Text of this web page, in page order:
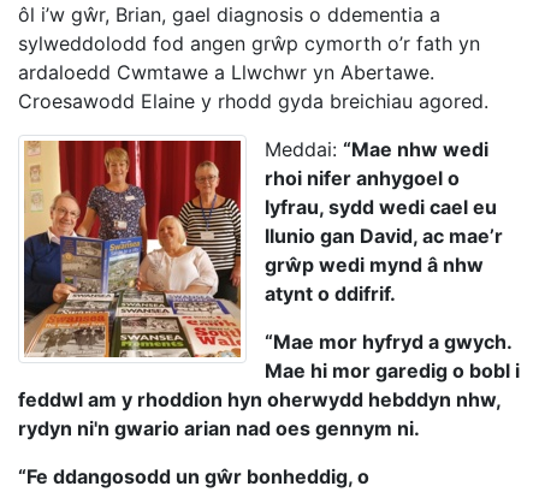
ôl i’w gŵr, Brian, gael diagnosis o ddementia a
sylweddolodd fod angen grŵp cymorth o’r fath yn
ardaloedd Cwmtawe a Llwchwr yn Abertawe.
Croesawodd Elaine y rhodd gyda breichiau agored.
Meddai: “Mae nhw wedi
rhoi nifer anhygoel o
lyfrau, sydd wedi cael eu
llunio gan David, ac mae’r
grŵp wedi mynd â nhw
atynt o ddifrif.
“Mae mor hyfryd a gwych.
Mae hi mor garedig o bobl i
feddwl am y rhoddion hyn oherwydd hebddyn nhw,
rydyn ni'n gwario arian nad oes gennym ni.
“Fe ddangosodd un gŵr bonheddig, o